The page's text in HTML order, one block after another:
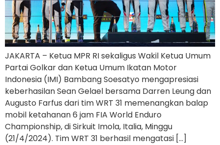
JAKARTA – Ketua MPR RI sekaligus Wakil Ketua Umum
Partai Golkar dan Ketua Umum Ikatan Motor
Indonesia (IMI) Bambang Soesatyo mengapresiasi
keberhasilan Sean Gelael bersama Darren Leung dan
Augusto Farfus dari tim WRT 31 memenangkan balap
mobil ketahanan 6 jam FIA World Enduro
Championship, di Sirkuit Imola, Italia, Minggu
(21/4/2024). Tim WRT 31 berhasil mengatasi […]